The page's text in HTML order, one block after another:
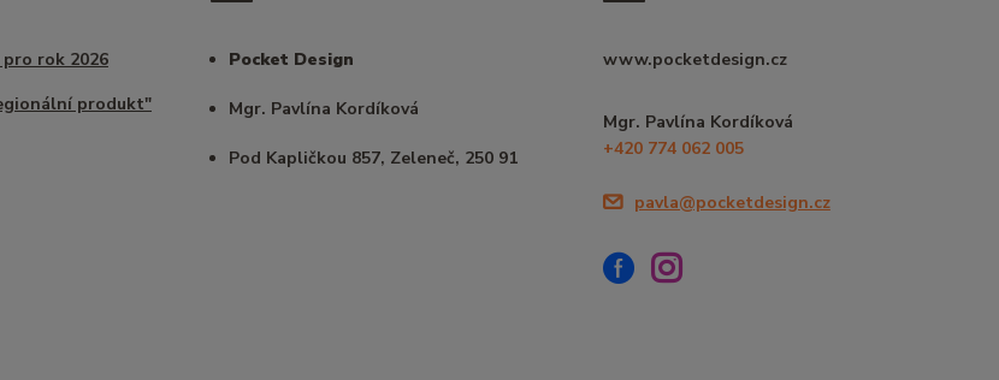
rok 2026
produkt"
Pocket Design
Mgr. Pavlína Kordíková
Pod Kapličkou 857, Zeleneč, 250 91
www.pocketdesign.cz
Mgr. Pavlína Kordíková
+420 774 062 005
pavla@pocketdesign.cz